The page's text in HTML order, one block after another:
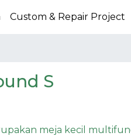
Custom & Repair Project
S
meja kecil